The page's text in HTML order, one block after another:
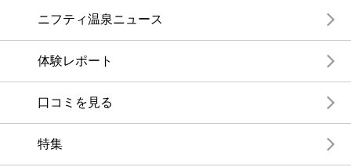
ニフティ温泉ニュース
体験レポート
口コミを見る
特集